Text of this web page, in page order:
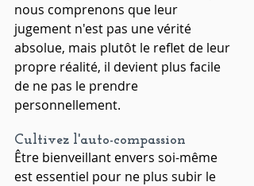
nous comprenons que leur
jugement n'est pas une vérité
absolue, mais plutôt le reflet de leur
propre réalité, il devient plus facile
de ne pas le prendre
personnellement.
Cultivez l'auto-compassion
Être bienveillant envers soi-même
est essentiel pour ne plus subir le